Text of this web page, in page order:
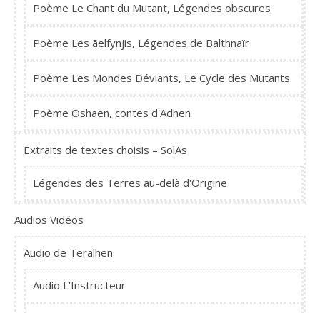
Poème Le Chant du Mutant, Légendes obscures
Poème Les ãelfynjis, Légendes de Balthnaïr
Poème Les Mondes Déviants, Le Cycle des Mutants
Poème Oshaën, contes d'Adhen
Extraits de textes choisis – SolAs
Légendes des Terres au-delà d'Origine
Audios Vidéos
Audio de Teralhen
Audio L'Instructeur